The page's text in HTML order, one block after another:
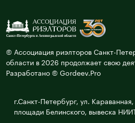
© Ассоциация риэлторов Санкт-
области в 2026 продолжает свою
Разработано © Gordeev.Pro
г.Санкт-Петербург, ул.
площади Белинского, вывеска